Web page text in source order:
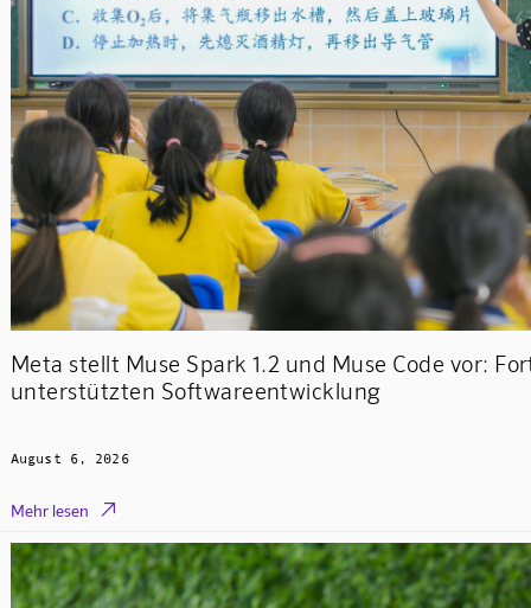
Meta stellt Muse Spark 1.2 und Muse Code vor:
unterstützten Softwareentwicklung
August 6, 2026
Mehr lesen 